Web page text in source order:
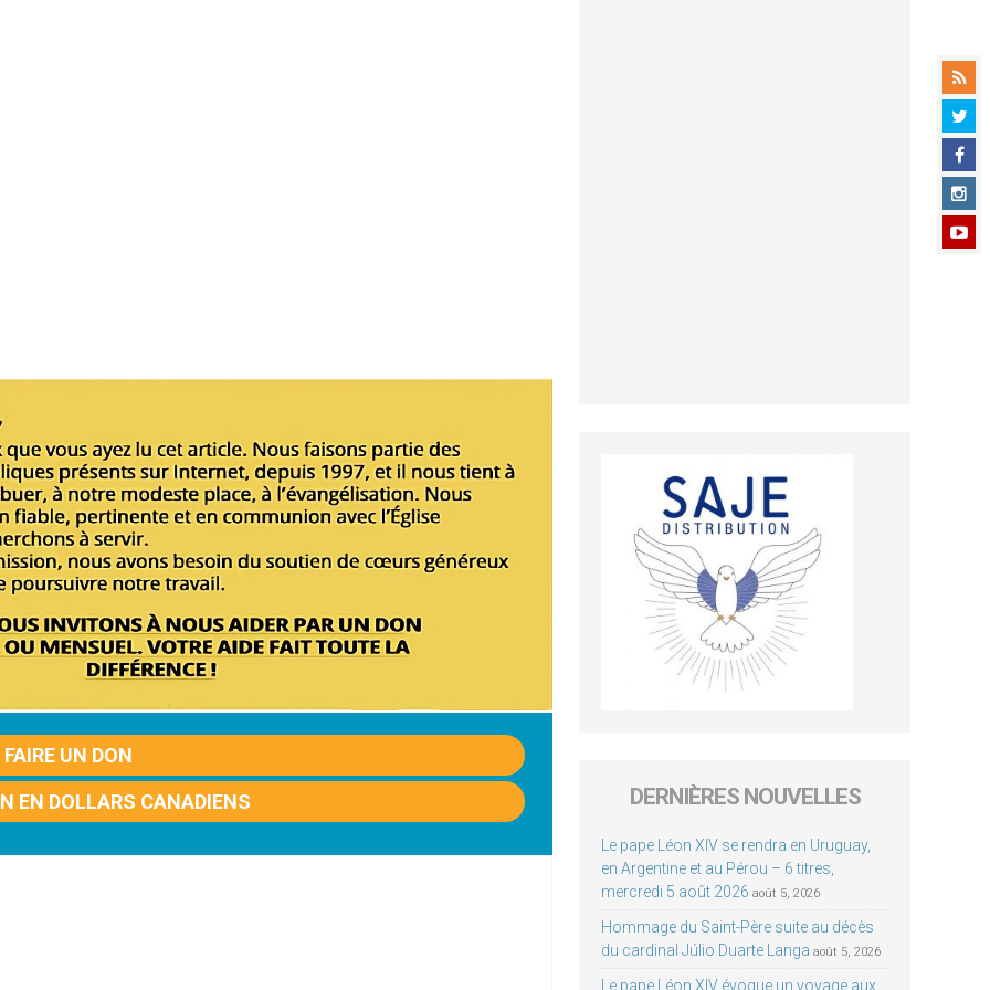
FAIRE UN DON
EN DOLLARS CANADIENS
DERNIÈRES NOUVELLES
Le pape Léon XIV se rendra en Uruguay,
en Argentine et au Pérou – 6 titres,
mercredi 5 août 2026 août 5, 2026
Hommage du Saint-Père suite au décès
du cardinal Júlio Duarte Langa août 5, 2026
Le pape Léon XIV évoque un voyage aux